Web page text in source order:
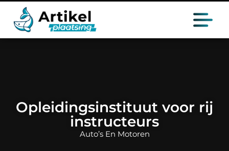
Opleidingsinstituut voor rij
instructeurs
Auto’s En Motoren